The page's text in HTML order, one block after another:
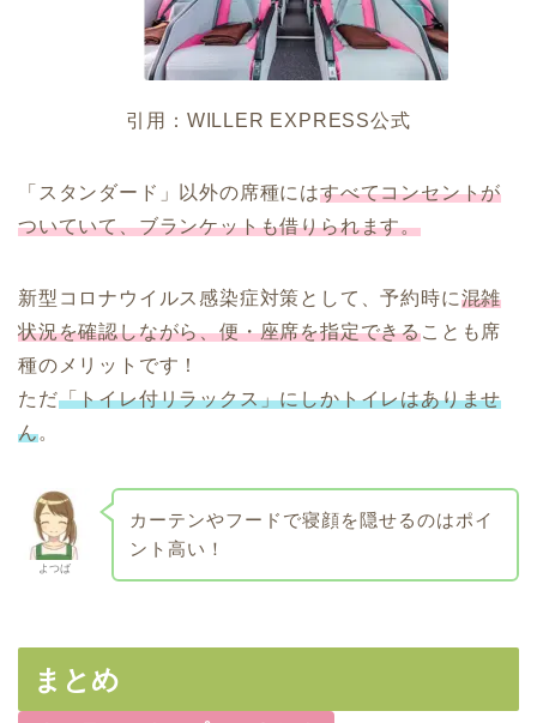
引用：WILLER EXPRESS公式
「スタンダード」以外の席種にはすべてコンセントが
ついていて、ブランケットも借りられます。
新型コロナウイルス感染症対策として、予約時に混雑
状況を確認しながら、便・座席を指定できることも席
種のメリットです！
ただ「トイレ付リラックス」にしかトイレはありませ
ん。
よつば
カーテンやフードで寝顔を隠せるのはポイ
ント高い！
まとめ